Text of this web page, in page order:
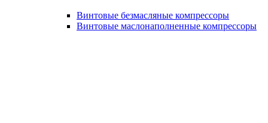
Винтовые безмасляные компрессоры
Винтовые маслонаполненные компрессоры